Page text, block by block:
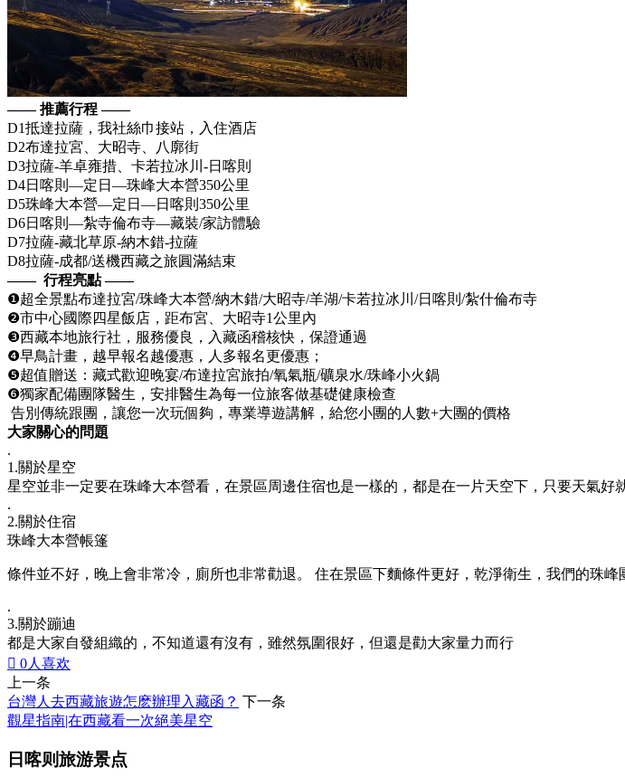
—— 推薦行程——
D1抵達拉薩，我社絲巾接站，入住酒店
D2布達拉宮、大昭寺、八廓街
D3拉薩-羊卓雍措、卡若拉冰川-日喀則
D4日喀則—定日—珠峰大本營350公里
D5珠峰大本營—定日—日喀則350公里
D6日喀則—紮寺倫布寺—藏裝/家訪體驗
D7拉薩-藏北草原-納木錯-拉薩
D8拉薩-成都/送機西藏之旅圓滿結束
—— 行程亮點 ——
❶超全景點布達拉宮/珠峰大本營/納木錯/大昭寺/羊湖/卡若拉冰川/日喀則/紮什倫布寺
❷市中心國際四星飯店，距布宮、大昭寺1公里內
❸西藏本地旅行社，服務優良，入藏函稽核快，保證通過
❹早鳥計畫，越早報名越優惠，人多報名更優惠；
❺超值贈送：藏式歡迎晚宴/布達拉宮旅拍/氧氣瓶/礦泉水/珠峰小火鍋
❻獨家配備團隊醫生，安排醫生為每一位旅客做基礎健康檢查
告別傳統跟團，讓您一次玩個夠，專業導遊講解，給您小團的人數+大團的價格
大家關心的問題
.
1.關於星空
星空並非一定要在珠峰大本營看，在景區周邊住宿也是一樣的，都是在一片天空下，只要天氣好
.
2.關於住宿
珠峰大本營帳篷
條件並不好，晚上會非常冷，廁所也非常勸退。 住在景區下麵條件更好，乾淨衛生，我們的珠
.
3.關於蹦迪
都是大家自發組織的，不知道還有沒有，雖然氛圍很好，但還是勸大家量力而行
 0人喜欢
上一条
台灣人去西藏旅遊怎麽辦理入藏函？ 下一条
觀星指南|在西藏看一次絕美星空
日喀则旅游景点